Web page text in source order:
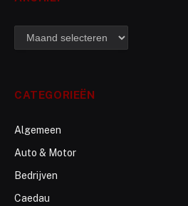
archief
CATEGORIEËN
Algemeen
Auto & Motor
Bedrijven
Caedau